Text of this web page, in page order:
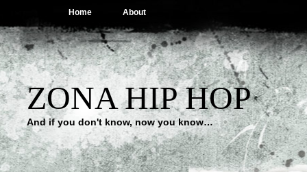
Home About
ZONA HIP HOP
And if you don't know, now you know…